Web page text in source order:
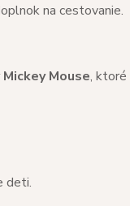
na cestovanie.
Mouse, ktoré
deti.